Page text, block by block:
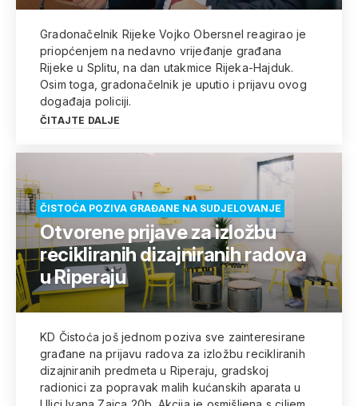
Gradonačelnik Rijeke Vojko Obersnel reagirao je
priopćenjem na nedavno vrijeđanje građana
Rijeke u Splitu, na dan utakmice Rijeka-Hajduk.
Osim toga, gradonačelnik je uputio i prijavu ovog
događaja policiji.
ČITAJTE DALJE
ČISTOĆA POZIVA GRAĐANE NA SUDJELOVANJE
Otvorene prijave za izložbu
recikliranih dizajniranih radova
u Riperaju
KD Čistoća još jednom poziva sve zainteresirane
građane na prijavu radova za izložbu recikliranih
dizajniranih predmeta u Riperaju, gradskoj
radionici za popravak malih kućanskih aparata u